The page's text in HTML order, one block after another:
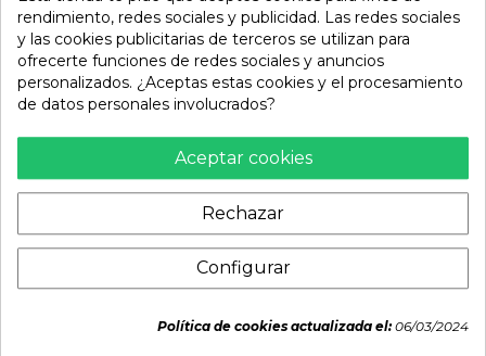
Salsa Soja Clara (CAMILL)
8lt
20,98 €
Salsa soja tradicional
(CAMILL) 250ml
2,31 €
rendimiento, redes sociales y publicidad. Las redes sociales
y las cookies publicitarias de terceros se utilizan para
ofrecerte funciones de redes sociales y anuncios
personalizados. ¿Aceptas estas cookies y el procesamiento
de datos personales involucrados?
Aceptar cookies
Rechazar
Configurar
Política de cookies actualizada el:06/03/2024